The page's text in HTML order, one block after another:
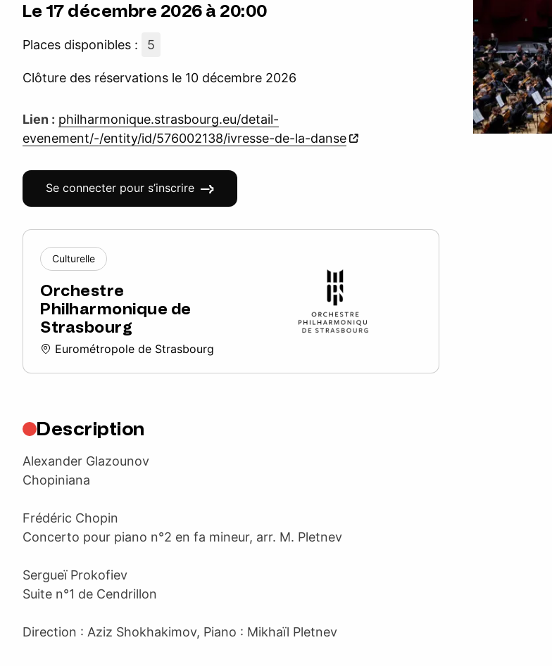
Le 17 décembre 2026 à 20:00
Places disponibles : 5
Clôture des réservations le 10 décembre 2026
Lien : philharmonique.strasbourg.eu/detail-
evenement/-/entity/id/576002138/ivresse-de-la-danse
Se connecter pour s’inscrire
Culturelle
Orchestre
Philharmonique de
Strasbourg
Eurométropole de Strasbourg
Description
Alexander Glazounov
Chopiniana
Frédéric Chopin
Concerto pour piano n°2 en fa mineur, arr. M. Pletnev
Sergueï Prokofiev
Suite n°1 de Cendrillon
Direction : Aziz Shokhakimov, Piano : Mikhaïl Pletnev